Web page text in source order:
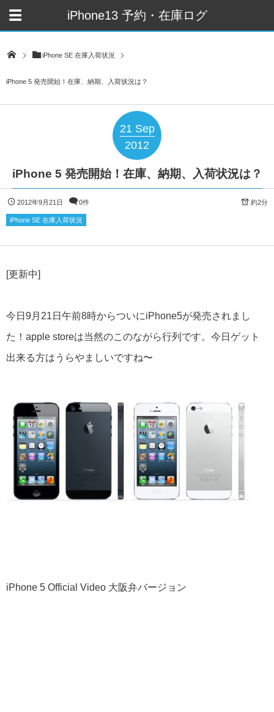
iPhone13 予約・在庫ログ
iPhone SE 在庫入荷状況
iPhone 5 発売開始！在庫、納期、入荷状況は？
21 Sep
2012
iPhone 5 発売開始！在庫、納期、入荷状況は？
2012年9月21日 0件 約2分
iPhone SE 在庫入荷状況
[更新中]
今日9月21日午前8時からついにiPhone5が発売されまし
た！apple storeは当然のこのながら行列です。今日ゲット
出来る方はうらやましいですね〜
iPhone 5 Official Video 大阪弁バージョン